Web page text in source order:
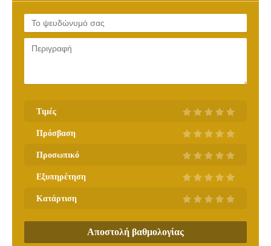
Τιμές
Πρόσβαση
Προσωπικό
Εξυπηρέτηση
Κατάρτιση
Αποστολή βαθμολογίας